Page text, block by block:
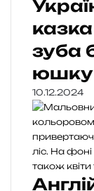
зуба
юшку
10.12.2024